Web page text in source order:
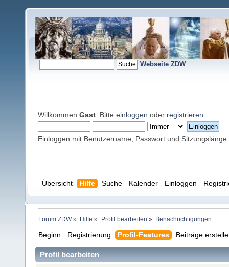
Webseite ZDW
Willkommen Gast . Bitte einloggen oder registrieren
Einloggen mit Benutzername, Passwort und Sitzungslänge
Übersicht Hilfe Suche Kalender Einloggen
Forum ZDW» Hilfe » Profil bearbeiten » Benachrichtigungen
Beginn Registrierung Profil-Features Beiträge
Profil bearbeiten